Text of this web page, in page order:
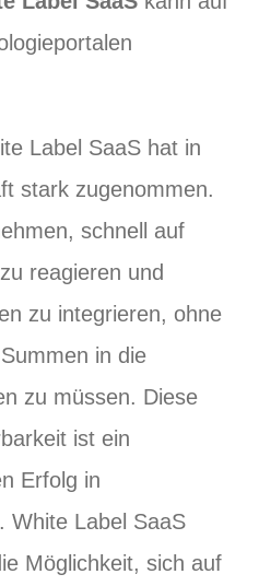
Label SaaS hat in
stark zugenommen.
schnell auf
reagieren und
zu integrieren, ohne
in die
zu müssen. Diese
ist ein
Erfolg in
White Label SaaS
Möglichkeit, sich auf